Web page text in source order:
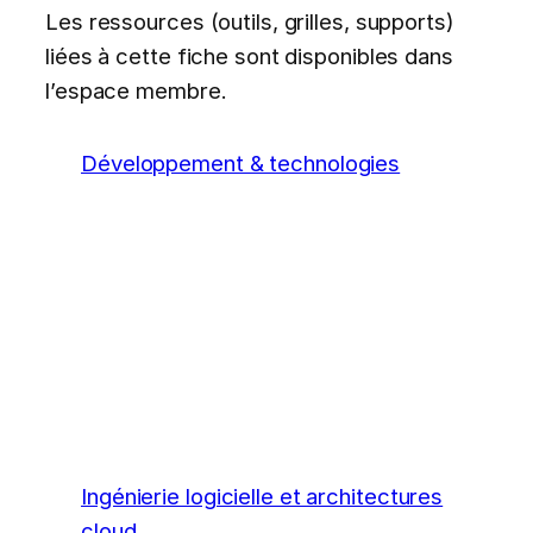
Les ressources (outils, grilles, supports)
liées à cette fiche sont disponibles dans
l’espace membre.
Développement & technologies
Ingénierie logicielle et architectures